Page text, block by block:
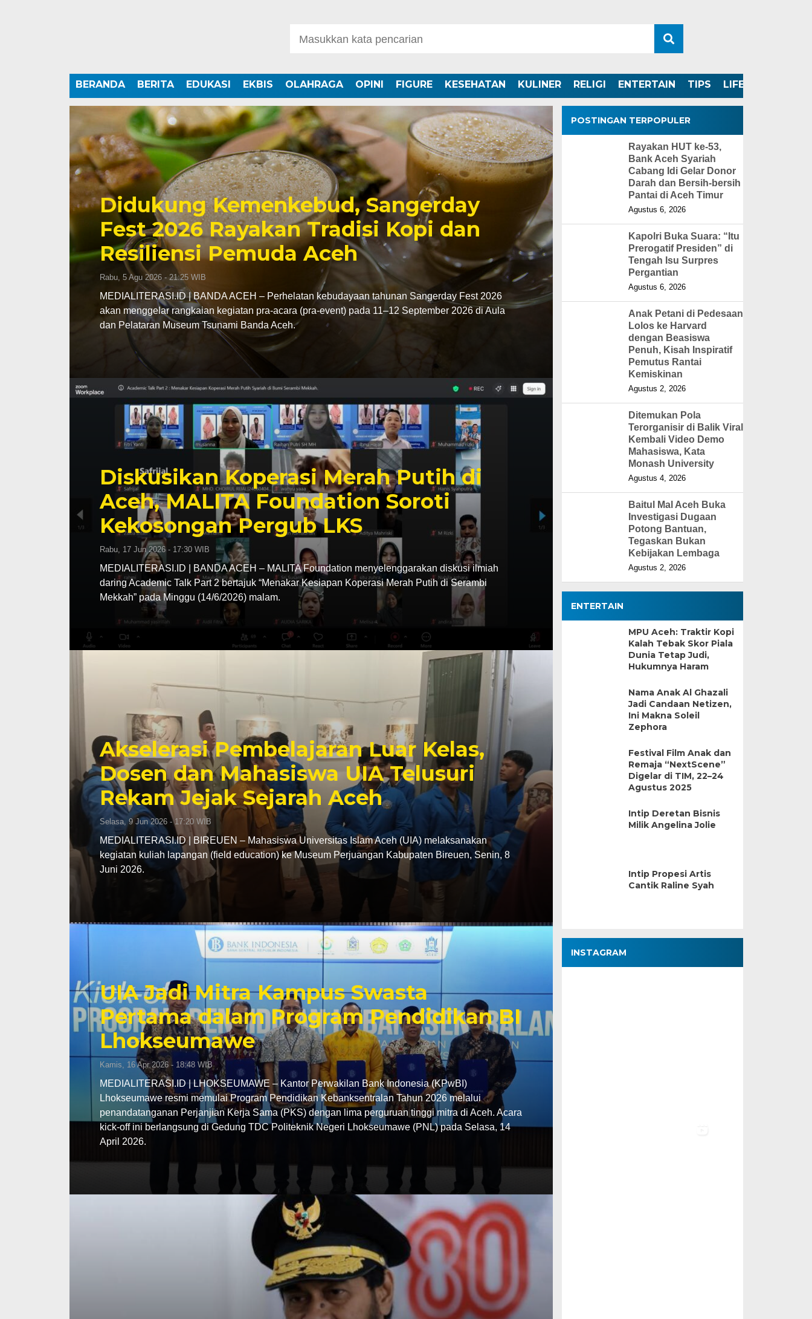
BERANDA BERITA EDUKASI EKBIS OLAHRAGA OPINI FIGURE KESEHATAN KULINER RELIGI ENTERTAIN TIPS LIFESTYLE
Didukung Kemenkebud, Sangerday
Fest 2026 Rayakan Tradisi Kopi dan
Resiliensi Pemuda Aceh
Rabu, 5 Agu 2026 - 21:25 WIB
MEDIALITERASI.ID | BANDA ACEH – Perhelatan kebudayaan tahunan Sangerday Fest 2026
akan menggelar rangkaian kegiatan pra-acara (pra-event) pada 11–12 September 2026 di Aula
dan Pelataran Museum Tsunami Banda Aceh.
Diskusikan Koperasi Merah Putih di
Aceh, MALITA Foundation Soroti
Kekosongan Pergub LKS
Rabu, 17 Jun 2026 - 17:30 WIB
MEDIALITERASI.ID | BANDA ACEH – MALITA Foundation menyelenggarakan diskusi ilmiah
daring Academic Talk Part 2 bertajuk “Menakar Kesiapan Koperasi Merah Putih di Serambi
Mekkah” pada Minggu (14/6/2026) malam.
Akselerasi Pembelajaran Luar Kelas,
Dosen dan Mahasiswa UIA Telusuri
Rekam Jejak Sejarah Aceh
Selasa, 9 Jun 2026 - 17:20 WIB
MEDIALITERASI.ID | BIREUEN – Mahasiswa Universitas Islam Aceh (UIA) melaksanakan
kegiatan kuliah lapangan (field education) ke Museum Perjuangan Kabupaten Bireuen, Senin, 8
Juni 2026.
UIA Jadi Mitra Kampus Swasta
Pertama dalam Program Pendidikan BI
Lhokseumawe
Kamis, 16 Apr 2026 - 18:48 WIB
MEDIALITERASI.ID | LHOKSEUMAWE – Kantor Perwakilan Bank Indonesia (KPwBI)
Lhokseumawe resmi memulai Program Pendidikan Kebanksentralan Tahun 2026 melalui
penandatanganan Perjanjian Kerja Sama (PKS) dengan lima perguruan tinggi mitra di Aceh. Acara
kick-off ini berlangsung di Gedung TDC Politeknik Negeri Lhokseumawe (PNL) pada Selasa, 14
April 2026.
POSTINGAN TERPOPULER
Rayakan HUT ke-53,
Bank Aceh Syariah
Cabang Idi Gelar Donor
Darah dan Bersih-bersih
Pantai di Aceh Timur
Agustus 6, 2026
Kapolri Buka Suara: “Itu
Prerogatif Presiden” di
Tengah Isu Surpres
Pergantian
Agustus 6, 2026
Anak Petani di Pedesaan
Lolos ke Harvard
dengan Beasiswa
Penuh, Kisah Inspiratif
Pemutus Rantai
Kemiskinan
Agustus 2, 2026
Ditemukan Pola
Terorganisir di Balik Viral
Kembali Video Demo
Mahasiswa, Kata
Monash University
Agustus 4, 2026
Baitul Mal Aceh Buka
Investigasi Dugaan
Potong Bantuan,
Tegaskan Bukan
Kebijakan Lembaga
Agustus 2, 2026
ENTERTAIN
MPU Aceh: Traktir Kopi
Kalah Tebak Skor Piala
Dunia Tetap Judi,
Hukumnya Haram
Nama Anak Al Ghazali
Jadi Candaan Netizen,
Ini Makna Soleil
Zephora
Festival Film Anak dan
Remaja “NextScene”
Digelar di TIM, 22–24
Agustus 2025
Intip Deretan Bisnis
Milik Angelina Jolie
Intip Propesi Artis
Cantik Raline Syah
INSTAGRAM